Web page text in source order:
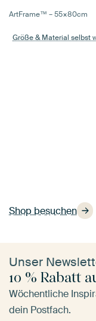
Shop besuchen
ArtFrame™ –55×80cm
Größe & Material selbst
Unser
10 % Rabatt
Wöchentliche
dein Postfach.